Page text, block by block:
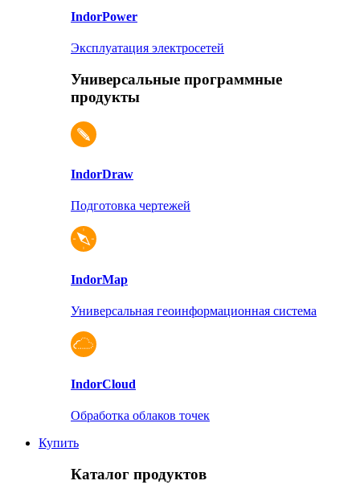
IndorPower
Эксплуатация электросетей
Универсальные программные
продукты
IndorDraw
Подготовка чертежей
IndorMap
Универсальная геоинформационная система
IndorCloud
Обработка облаков точек
Купить
Каталог продуктов